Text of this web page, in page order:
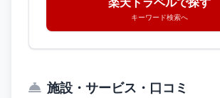
キーワード検索へ
施設・サービス・口コミ